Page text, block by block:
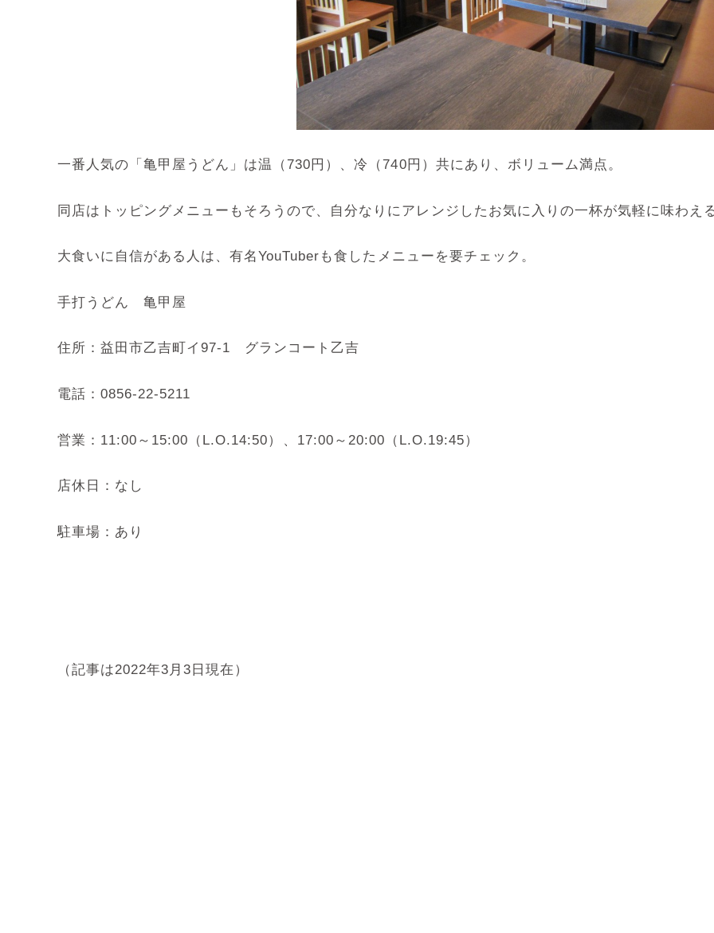
一番人気の「亀甲屋うどん」は温（730円）、冷（740円）共にあり、ボリューム満点。
同店はトッピングメニューもそろうので、自分なりにアレンジしたお気に入りの一杯が気軽に味わえ
大食いに自信がある人は、有名YouTuberも食したメニューを要チェック。
手打うどん 亀甲屋
住所：益田市乙吉町イ97-1 グランコート乙吉
電話：0856-22-5211
営業：11:00～15:00（L.O.14:50）、17:00～20:00（L.O.19:45）
店休日：なし
駐車場：あり
（記事は2022年3月3日現在）